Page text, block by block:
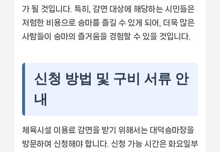
가 될 것입니다. 특히, 감면 대상에 해당하는 시민들은
저렴한 비용으로 승마를 즐길 수 있게 되어, 더욱 많은
사람들이 승마의 즐거움을 경험할 수 있을 것입니다.
신청 방법 및 구비 서류 안
내
체육시설 이용료 감면을 받기 위해서는 대덕승마장을
방문하여 신청해야 합니다. 신청 가능 시간은 화요일부